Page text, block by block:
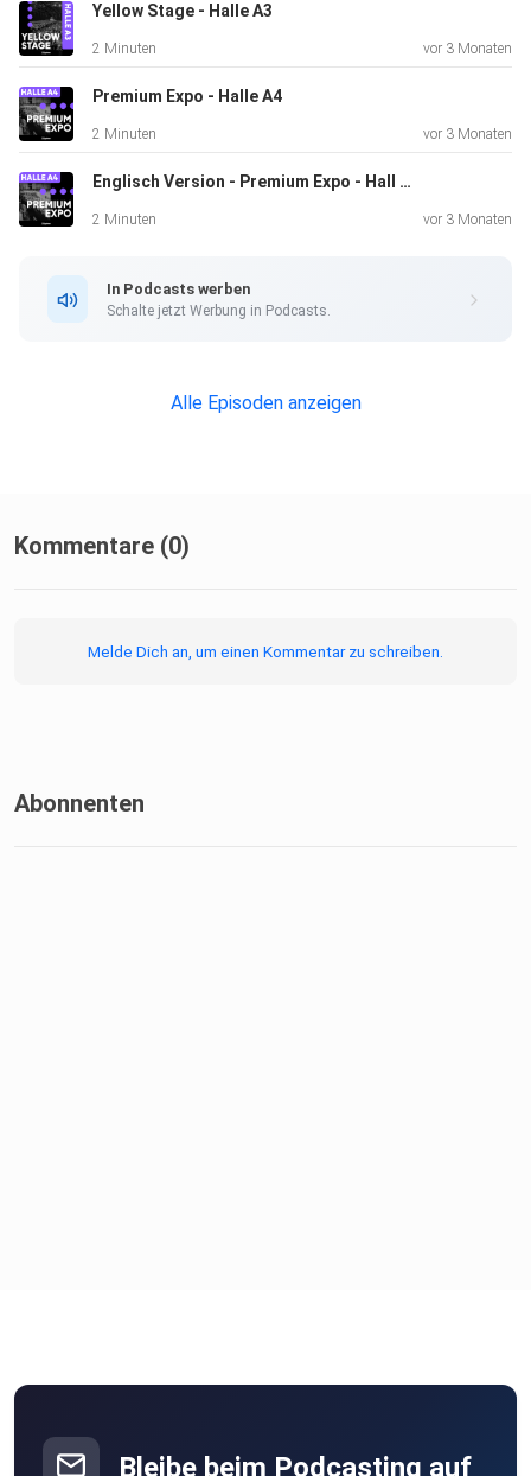
Yellow Stage - Halle A3
2 Minuten vor 3 Monaten
Premium Expo - Halle A4
2 Minuten vor 3 Monaten
Englisch Version - Premium Expo - Hall A4
2 Minuten vor 3 Monaten
In Podcasts werben
Schalte jetzt Werbung in Podcasts.
Alle Episoden anzeigen
Kommentare (0)
Melde Dich an, um einen Kommentar zu schreiben.
Abonnenten
Bleibe beim Podcasting auf